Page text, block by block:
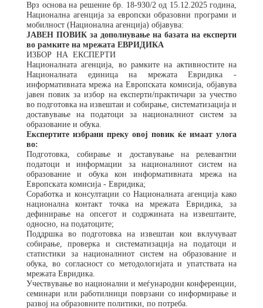
Врз основа на решение бр. 18-930/2 од 15.12.2025 година,
Национална агенција за европски образовни програми и
мобилност (Национална агенција) објавува:
ЈАВЕН ПОВИК за дополнување на базата на експерти
во рамките на мрежата ЕВРИДИКА
ИЗБОР НА ЕКСПЕРТИ
Националната агенција, во рамките на активностите на
Националната единица на мрежата Евридика -
информативната мрежа на Европската комисија, објавува
јавен повик за избор на експерти/практичари за учество
во подготовка на извештаи и собирање, систематизација и
доставување на податоци за националниот систем за
образование и обука.
Експертите избрани преку овој повик ќе имаат улога
во:
Подготовка, собирање и доставување на релевантни
податоци и информации за националниот систем на
образование и обука кон информативната мрежа на
Европската комисија - Евридика;
Соработка и консултации со Националната агенција како
национална контакт точка на мрежата Евридика, за
дефинирање на опсегот и содржината на извештаите,
односно, на податоците;
Поддршка во подготовка на извештаи кои вклучуваат
собирање, проверка и систематизација на податоци и
статистики за националниот систем на образование и
обука, во согласност со методологијата и упатствата на
мрежата Евридика.
Учествување во национални и меѓународни конференции,
семинари или работилници поврзани со информирање и
развој на образовните политики, по потреба.